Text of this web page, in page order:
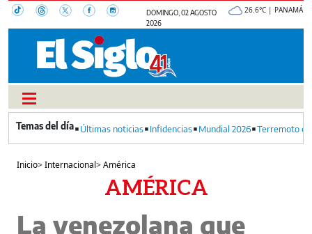
DOMINGO, 02 AGOSTO
2026
26.6°C | PANAMÁ
Últimas noticias Infidencias Mundial 2026 Terremoto
Inicio>Internacional>América
AMÉRICA
La venezolana que